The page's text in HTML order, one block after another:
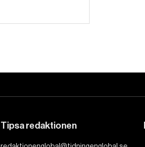
Tipsa redaktionen